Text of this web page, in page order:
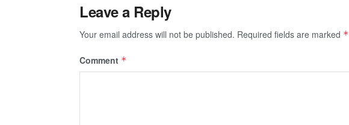
Leave a Reply
Your email address will not be published. Required fields are marked *
Comment *